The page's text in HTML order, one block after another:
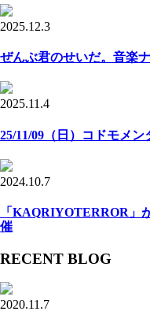
2025.12.3
ぜんぶ君のせいだ。音楽
2025.11.4
25/11/09（日）コドモメ
2024.10.7
「KAQRIYOTERROR」
催
RECENT BLOG
2020.11.7